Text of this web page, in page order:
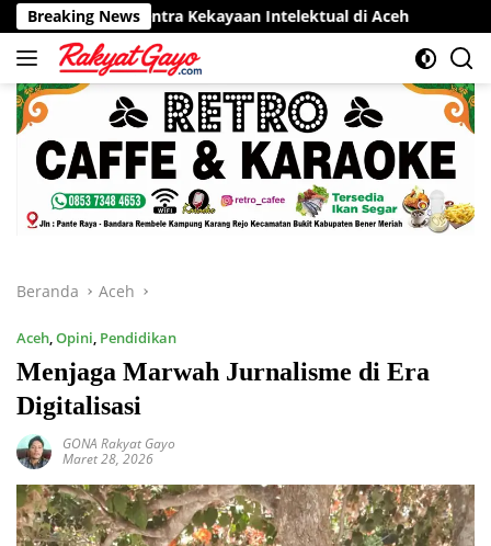
Langsung
ke
konten
Breaking News
Sentra Kekayaan Intelektual di Aceh RSUD
Beranda Aceh
Aceh,Opini, Pendidikan
Menjaga Marwah Jurnalisme di Era
Digitalisasi
GONA Rakyat Gayo
Maret 28, 2026